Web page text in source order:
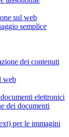
sul web
semplice
dei contenuti
web
elettronici
dei documenti
per le immagini